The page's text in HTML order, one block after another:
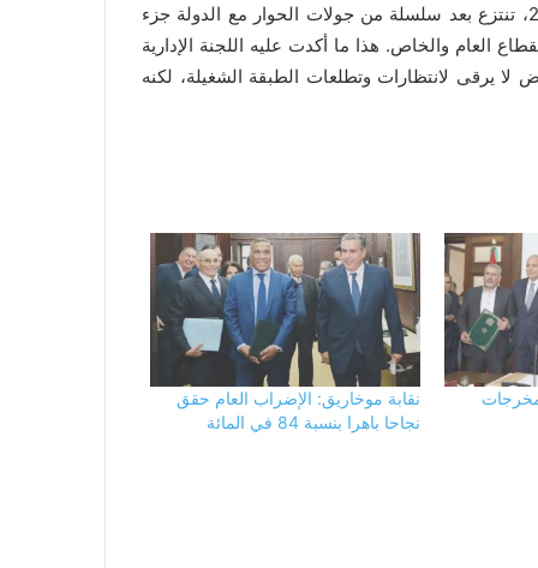
جعلت إرادة العمال تنتصر، مما جعل النقابة يوم 25 أبريل 2019، تنتزع بعد سلسلة من جولات الحوار مع الدولة جزء
العام والخاص. هذا ما أكدت عليه اللجنة الإدارية
اعتبرت فيه “أن العرض لا يرقى لانتظارات وتطلعات الطبقة الشغيلة، لكنه
نقابة موخاريق: الإضراب العام حقق
نجاحا باهرا بنسبة 84 في المائة